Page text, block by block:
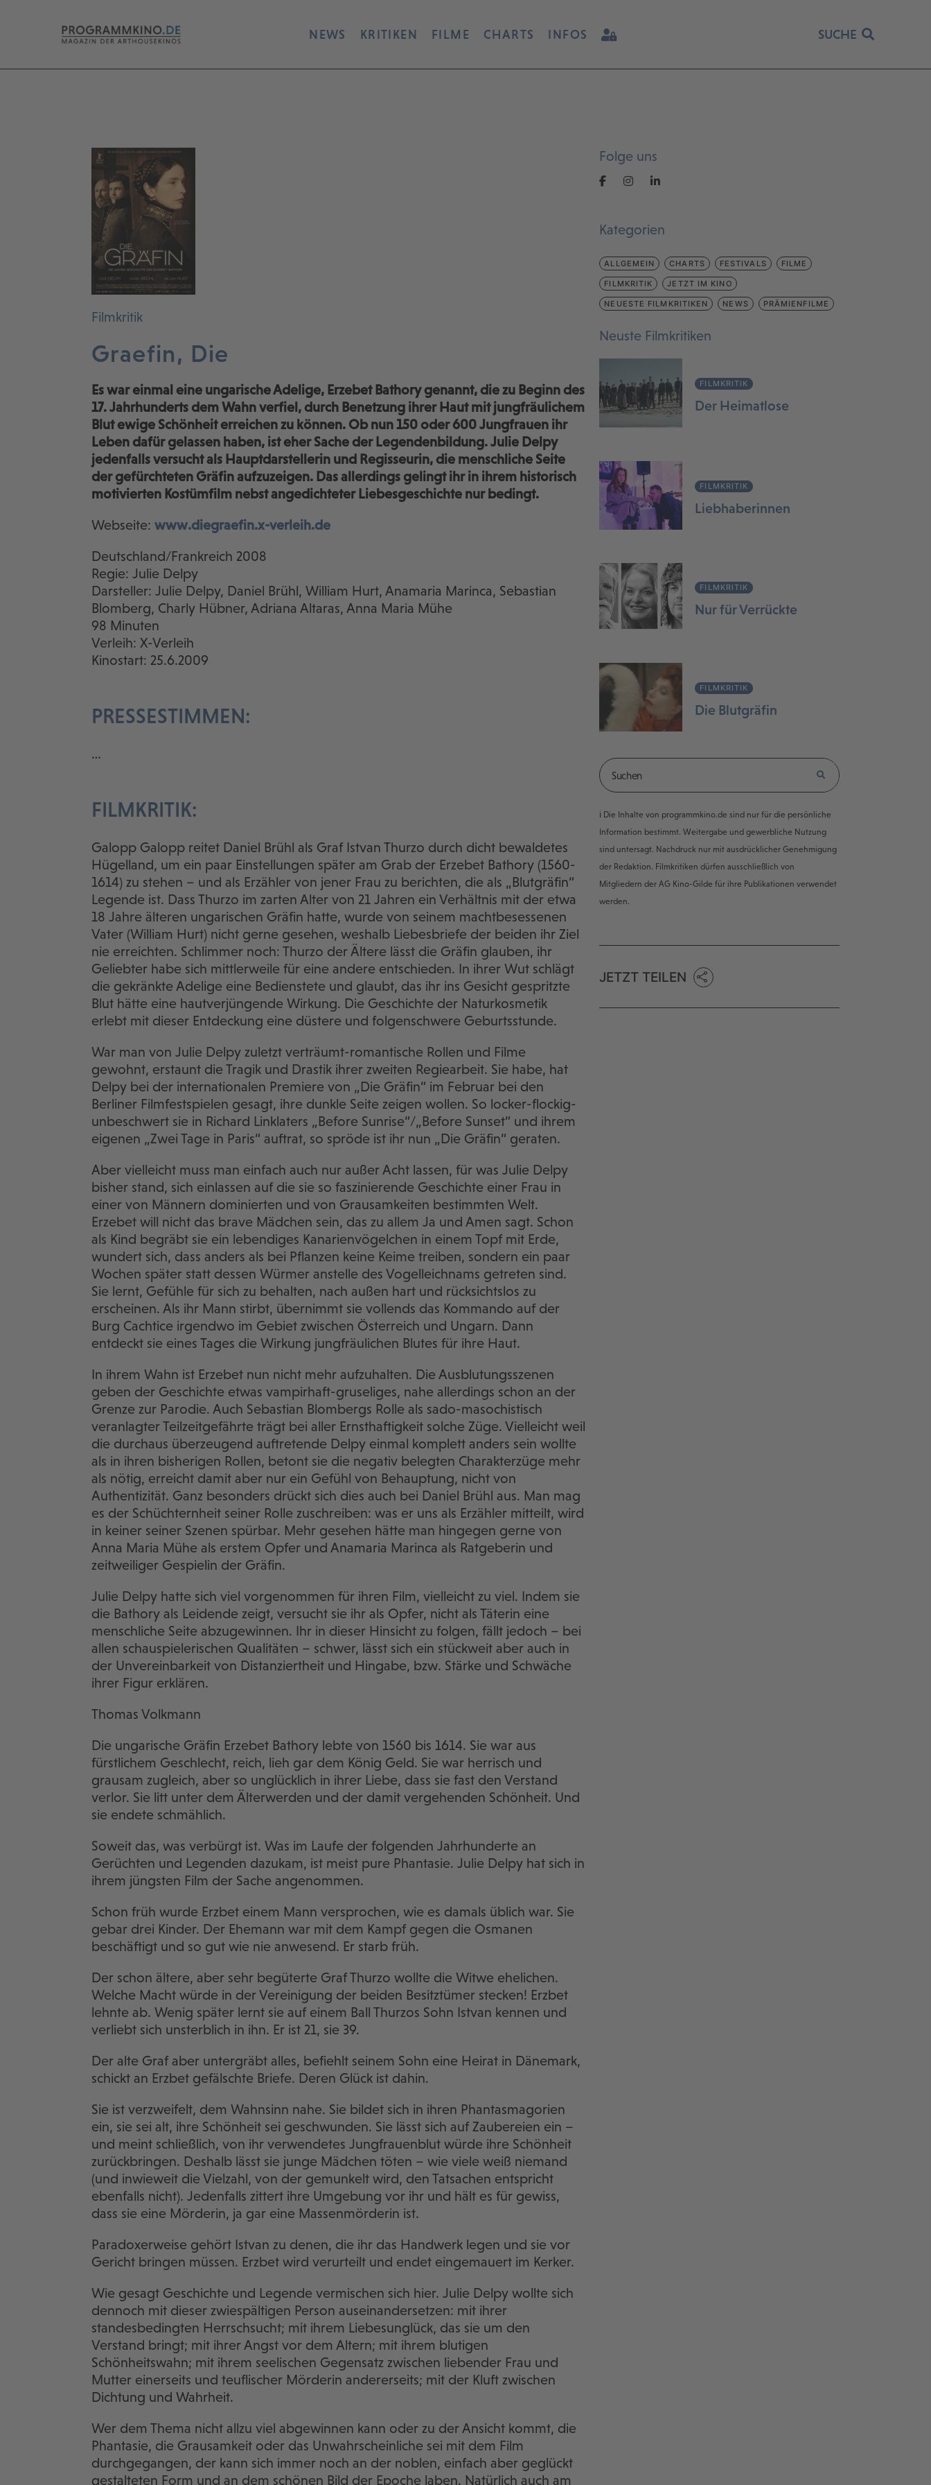
NEWS KRITIKEN FILME CHARTS INFOS SUCHE
Filmkritik
Graefin, Die
Es war einmal eine ungarische Adelige, Erzebet Bathory genannt, die zu Beginn des
17. Jahrhunderts dem Wahn verfiel, durch Benetzung ihrer Haut mit jungfräulichem
Blut ewige Schönheit erreichen zu können. Ob nun 150 oder 600 Jungfrauen ihr
Leben dafür gelassen haben, ist eher Sache der Legendenbildung. Julie Delpy
jedenfalls versucht als Hauptdarstellerin und Regisseurin, die menschliche Seite
der gefürchteten Gräfin aufzuzeigen. Das allerdings gelingt ihr in ihrem historisch
motivierten Kostümfilm nebst angedichteter Liebesgeschichte nur bedingt.
Webseite: www.diegraefin.x-verleih.de
Deutschland/Frankreich 2008
Regie: Julie Delpy
Darsteller: Julie Delpy, Daniel Brühl, William Hurt, Anamaria Marinca, Sebastian
Blomberg, Charly Hübner, Adriana Altaras, Anna Maria Mühe
98 Minuten
Verleih: X-Verleih
Kinostart: 25.6.2009
PRESSESTIMMEN:
…
FILMKRITIK:
Galopp Galopp reitet Daniel Brühl als Graf Istvan Thurzo durch dicht bewaldetes
Hügelland, um ein paar Einstellungen später am Grab der Erzebet Bathory (1560-
1614) zu stehen – und als Erzähler von jener Frau zu berichten, die als „Blutgräfin“
Legende ist. Dass Thurzo im zarten Alter von 21 Jahren ein Verhältnis mit der etwa
18 Jahre älteren ungarischen Gräfin hatte, wurde von seinem machtbesessenen
Vater (William Hurt) nicht gerne gesehen, weshalb Liebesbriefe der beiden ihr Ziel
nie erreichten. Schlimmer noch: Thurzo der Ältere lässt die Gräfin glauben, ihr
Geliebter habe sich mittlerweile für eine andere entschieden. In ihrer Wut schlägt
die gekränkte Adelige eine Bedienstete und glaubt, das ihr ins Gesicht gespritzte
Blut hätte eine hautverjüngende Wirkung. Die Geschichte der Naturkosmetik
erlebt mit dieser Entdeckung eine düstere und folgenschwere Geburtsstunde.
War man von Julie Delpy zuletzt verträumt-romantische Rollen und Filme
gewohnt, erstaunt die Tragik und Drastik ihrer zweiten Regiearbeit. Sie habe, hat
Delpy bei der internationalen Premiere von „Die Gräfin“ im Februar bei den
Berliner Filmfestspielen gesagt, ihre dunkle Seite zeigen wollen. So locker-flockig-
unbeschwert sie in Richard Linklaters „Before Sunrise“/„Before Sunset“ und ihrem
eigenen „Zwei Tage in Paris“ auftrat, so spröde ist ihr nun „Die Gräfin“ geraten.
Aber vielleicht muss man einfach auch nur außer Acht lassen, für was Julie Delpy
bisher stand, sich einlassen auf die sie so faszinierende Geschichte einer Frau in
einer von Männern dominierten und von Grausamkeiten bestimmten Welt.
Erzebet will nicht das brave Mädchen sein, das zu allem Ja und Amen sagt. Schon
als Kind begräbt sie ein lebendiges Kanarienvögelchen in einem Topf mit Erde,
wundert sich, dass anders als bei Pflanzen keine Keime treiben, sondern ein paar
Wochen später statt dessen Würmer anstelle des Vogelleichnams getreten sind.
Sie lernt, Gefühle für sich zu behalten, nach außen hart und rücksichtslos zu
erscheinen. Als ihr Mann stirbt, übernimmt sie vollends das Kommando auf der
Burg Cachtice irgendwo im Gebiet zwischen Österreich und Ungarn. Dann
entdeckt sie eines Tages die Wirkung jungfräulichen Blutes für ihre Haut.
In ihrem Wahn ist Erzebet nun nicht mehr aufzuhalten. Die Ausblutungsszenen
geben der Geschichte etwas vampirhaft-gruseliges, nahe allerdings schon an der
Grenze zur Parodie. Auch Sebastian Blombergs Rolle als sado-masochistisch
veranlagter Teilzeitgefährte trägt bei aller Ernsthaftigkeit solche Züge. Vielleicht weil
die durchaus überzeugend auftretende Delpy einmal komplett anders sein wollte
als in ihren bisherigen Rollen, betont sie die negativ belegten Charakterzüge mehr
als nötig, erreicht damit aber nur ein Gefühl von Behauptung, nicht von
Authentizität. Ganz besonders drückt sich dies auch bei Daniel Brühl aus. Man mag
es der Schüchternheit seiner Rolle zuschreiben: was er uns als Erzähler mitteilt, wird
in keiner seiner Szenen spürbar. Mehr gesehen hätte man hingegen gerne von
Anna Maria Mühe als erstem Opfer und Anamaria Marinca als Ratgeberin und
zeitweiliger Gespielin der Gräfin.
Julie Delpy hatte sich viel vorgenommen für ihren Film, vielleicht zu viel. Indem sie
die Bathory als Leidende zeigt, versucht sie ihr als Opfer, nicht als Täterin eine
menschliche Seite abzugewinnen. Ihr in dieser Hinsicht zu folgen, fällt jedoch – bei
allen schauspielerischen Qualitäten – schwer, lässt sich ein stückweit aber auch in
der Unvereinbarkeit von Distanziertheit und Hingabe, bzw. Stärke und Schwäche
ihrer Figur erklären.
Thomas Volkmann
Die ungarische Gräfin Erzebet Bathory lebte von 1560 bis 1614. Sie war aus
fürstlichem Geschlecht, reich, lieh gar dem König Geld. Sie war herrisch und
grausam zugleich, aber so unglücklich in ihrer Liebe, dass sie fast den Verstand
verlor. Sie litt unter dem Älterwerden und der damit vergehenden Schönheit. Und
sie endete schmählich.
Soweit das, was verbürgt ist. Was im Laufe der folgenden Jahrhunderte an
Gerüchten und Legenden dazukam, ist meist pure Phantasie. Julie Delpy hat sich in
ihrem jüngsten Film der Sache angenommen.
Schon früh wurde Erzbet einem Mann versprochen, wie es damals üblich war. Sie
gebar drei Kinder. Der Ehemann war mit dem Kampf gegen die Osmanen
beschäftigt und so gut wie nie anwesend. Er starb früh.
Der schon ältere, aber sehr begüterte Graf Thurzo wollte die Witwe ehelichen.
Welche Macht würde in der Vereinigung der beiden Besitztümer stecken! Erzbet
lehnte ab. Wenig später lernt sie auf einem Ball Thurzos Sohn Istvan kennen und
verliebt sich unsterblich in ihn. Er ist 21, sie 39.
Der alte Graf aber untergräbt alles, befiehlt seinem Sohn eine Heirat in Dänemark,
schickt an Erzbet gefälschte Briefe. Deren Glück ist dahin.
Sie ist verzweifelt, dem Wahnsinn nahe. Sie bildet sich in ihren Phantasmagorien
ein, sie sei alt, ihre Schönheit sei geschwunden. Sie lässt sich auf Zaubereien ein –
und meint schließlich, von ihr verwendetes Jungfrauenblut würde ihre Schönheit
zurückbringen. Deshalb lässt sie junge Mädchen töten – wie viele weiß niemand
(und inwieweit die Vielzahl, von der gemunkelt wird, den Tatsachen entspricht
ebenfalls nicht). Jedenfalls zittert ihre Umgebung vor ihr und hält es für gewiss,
dass sie eine Mörderin, ja gar eine Massenmörderin ist.
Paradoxerweise gehört Istvan zu denen, die ihr das Handwerk legen und sie vor
Gericht bringen müssen. Erzbet wird verurteilt und endet eingemauert im Kerker.
Wie gesagt Geschichte und Legende vermischen sich hier. Julie Delpy wollte sich
dennoch mit dieser zwiespältigen Person auseinandersetzen: mit ihrer
standesbedingten Herrschsucht; mit ihrem Liebesunglück, das sie um den
Verstand bringt; mit ihrer Angst vor dem Altern; mit ihrem blutigen
Schönheitswahn; mit ihrem seelischen Gegensatz zwischen liebender Frau und
Mutter einerseits und teuflischer Mörderin andererseits; mit der Kluft zwischen
Dichtung und Wahrheit.
Wer dem Thema nicht allzu viel abgewinnen kann oder zu der Ansicht kommt, die
Phantasie, die Grausamkeit oder das Unwahrscheinliche sei mit dem Film
durchgegangen, der kann sich immer noch an der noblen, einfach aber geglückt
gestalteten Form und an dem schönen Bild der Epoche laben. Natürlich auch am
Folge uns
Kategorien
ALLGEMEIN CHARTS FESTIVALS FILME
FILMKRITIK JETZT IM KINO
NEUESTE FILMKRITIKEN NEWS PRÄMIENFILME
Neuste Filmkritiken
FILMKRITIK
Der Heimatlose
FILMKRITIK
Liebhaberinnen
FILMKRITIK
Nur für Verrückte
FILMKRITIK
Die Blutgräfin
ℹ️ Die Inhalte von programmkino.de sind nur für die persönliche
Information bestimmt. Weitergabe und gewerbliche Nutzung
sind untersagt. Nachdruck nur mit ausdrücklicher Genehmigung
der Redaktion. Filmkritiken dürfen ausschließlich von
Mitgliedern der AG Kino-Gilde für ihre Publikationen verwendet
werden.
JETZT TEILEN